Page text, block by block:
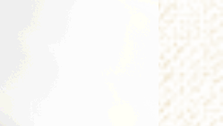
の
材の入荷情
情報まで幅